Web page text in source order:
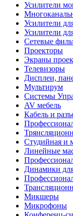
Усилители
Усилители
Усилители
Сетевые
Проекторы
Экраны
Телевизоры
Дисплеи,
Мультирум
Системы
AV мебель
Кабель и
Студийная и
Линейные
Динамики
Микшеры
Микрофоны